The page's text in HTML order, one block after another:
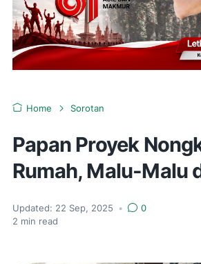
Home Sorotan
Papan Proyek
Rumah, Malu-Malu
Updated: 22 Sep, 2025 •
0
2 min read